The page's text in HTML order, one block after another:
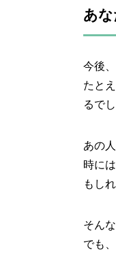
あ
今後
たと
るで
あの
時に
もし
そん
でも